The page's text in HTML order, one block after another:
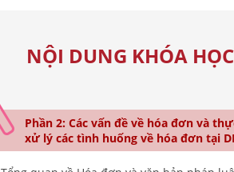
NỘI DUNG KHÓA HỌC
Phần 2: Các vấn đề về hóa đơn và
xử lý các tình huống về hóa đơn tại